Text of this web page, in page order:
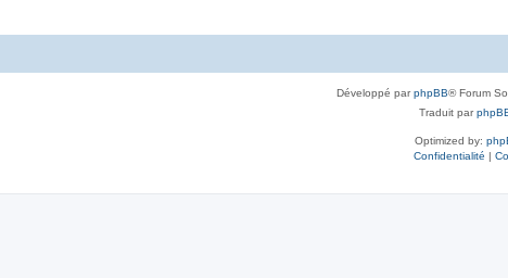
Développé parphpBB® Forum
Traduit par
Optimized by:
Confidentialité |